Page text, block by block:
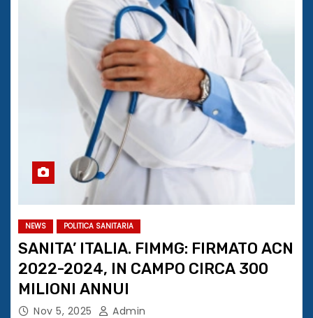
NEWS POLITICA SANITARIA
SANITA’ ITALIA. FIMMG: FIRMATO ACN
2022-2024, IN CAMPO CIRCA 300
MILIONI ANNUI
Nov 5, 2025 Admin